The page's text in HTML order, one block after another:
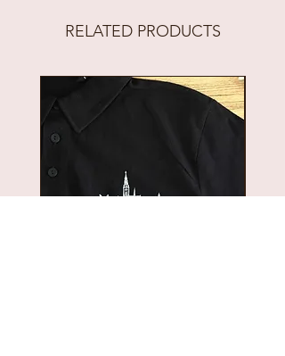
RELATED PRODUCTS